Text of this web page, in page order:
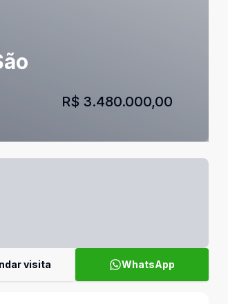
R$ 3.480.000,00
visita WhatsApp